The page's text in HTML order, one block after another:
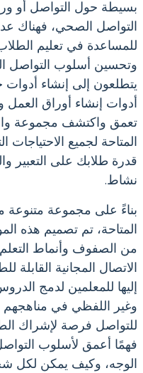
بسيطة حول التواصل أو
التواصل الصحي، فهناك
للمساعدة في تعليم
وتحسين أسلوب التواصل
يتطلعون إلى إنشاء أدوات
أدوات إنشاء أوراق العمل
تعمق واكتشف مجموعة
المتاحة لجميع
قدرة طلابك على التعبير
نشاط.
بناءً على مجموعة
المتاحة، تم تصميم هذه
من الصفوف وأنماط
الاتصال المجانية
إليها للمعلمين لدمج
وغير اللفظي في
للتواصل فرصة لإشراك
فهمًا أعمق لأسلوب
الوجه، وكيف يمكن لكل